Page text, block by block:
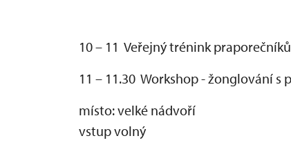
10 – 11 Veřejný trénink praporečník
11 – 11.30 Workshop - žonglování s
místo:velké nádvoří
vstup volný